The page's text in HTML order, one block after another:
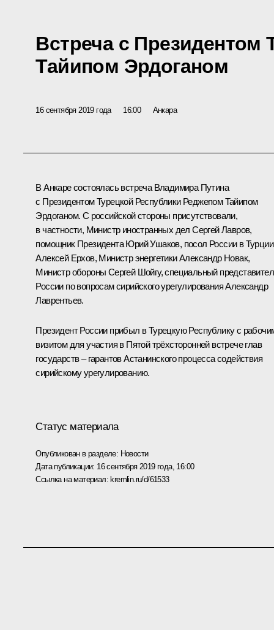
Встреча с Президентом
Тайипом Эрдоганом
16 сентября 2019 года 16:00 Анкара
В Анкаре состоялась встреча Владимира Путина
с Президентом Турецкой Республики Реджепом Тайипом
Эрдоганом. С российской стороны присутствовали,
в частности, Министр иностранных делСергей Лавров,
помощник ПрезидентаЮрий Ушаков, посол России в Турции
Алексей Ерхов, Министр энергетикиАлександр Новак,
Министр обороны Сергей Шойгу, специальный
России по вопросам сирийского урегулирования Александр
Лаврентьев.
Президент России прибыл в Турецкую Республику с
визитом для участия в Пятой трёхсторонней встрече глав
государств – гарантов Астанинского процесса содействия
сирийскому урегулированию.
Статус материала
Опубликован в разделе: Новости
Дата публикации: 16 сентября 2019 года, 16:00
Ссылка на материал:kremlin.ru/d/61533